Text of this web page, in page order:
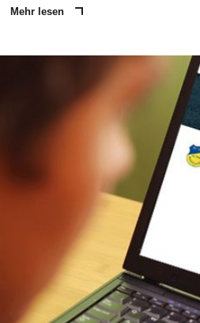
Mehr lesen